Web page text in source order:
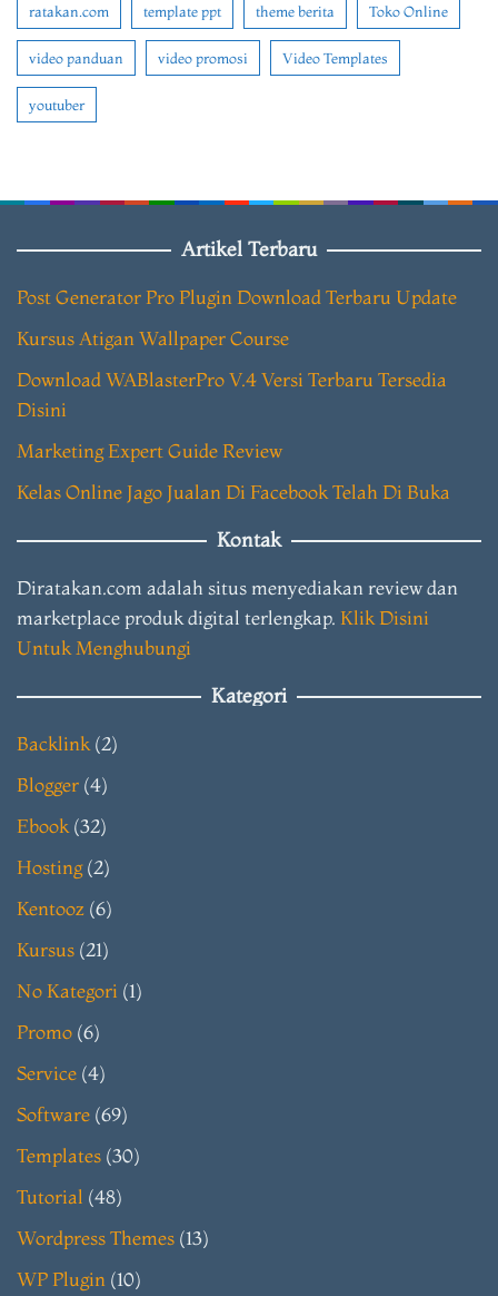
ratakan.com template ppt theme berita Toko Online
video panduan video promosi Video Templates
youtuber
Artikel Terbaru
Post Generator Pro Plugin Download Terbaru Update
Kursus Atigan Wallpaper Course
Download WABlasterPro V.4 Versi Terbaru Tersedia
Disini
Marketing Expert Guide Review
Kelas Online Jago Jualan Di Facebook Telah Di Buka
Kontak
Diratakan.com adalah situs menyediakan review dan
marketplace produk digital terlengkap. Klik Disini
Untuk Menghubungi
Kategori
Backlink (2)
Blogger (4)
Ebook (32)
Hosting(2)
Kentooz (6)
Kursus (21)
No Kategori (1)
Promo (6)
Service (4)
Software (69)
Templates (30)
Tutorial (48)
Wordpress Themes (13)
WP Plugin (10)